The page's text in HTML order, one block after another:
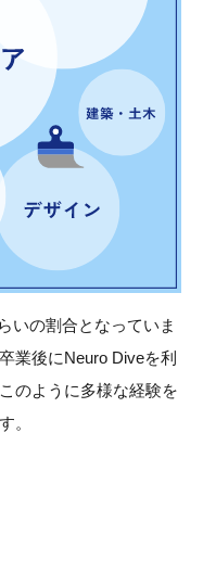
いの割合となっていま
業後にNeuro Diveを利
のように多様な経験を
。